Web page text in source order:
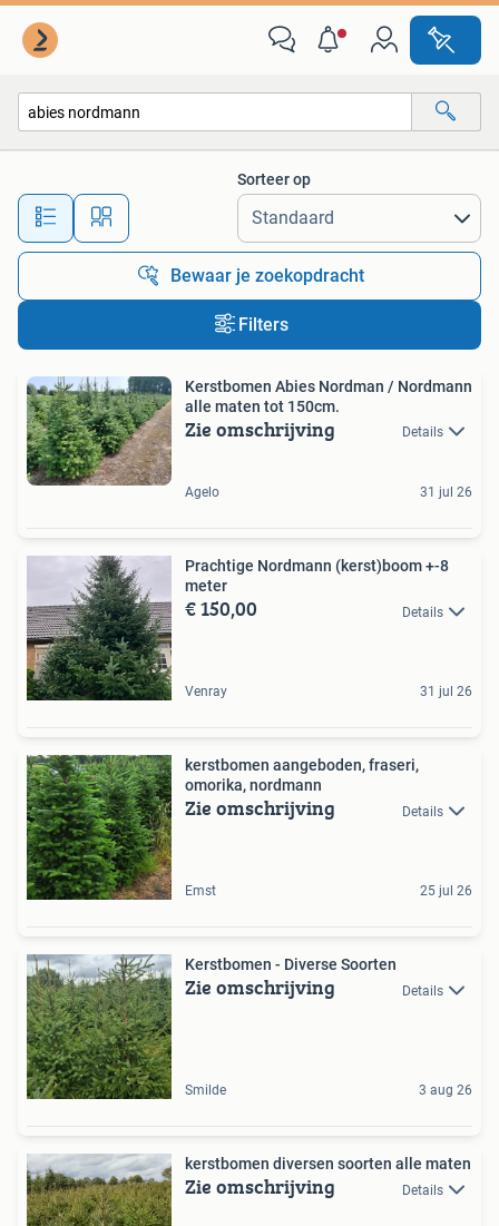
Alle afstanden…
Sorteer op
Bewaar je zoekopdracht
Filters
Kerstbomen Abies Nordman / Nordmann
alle maten tot 150cm.
Zie omschrijving Details
Agelo 31 jul 26
Prachtige Nordmann (kerst)boom +-8
meter
€ 150,00 Details
Venray 31 jul 26
kerstbomen aangeboden, fraseri,
omorika, nordmann
Zie omschrijving Details
Emst 25 jul 26
Kerstbomen - Diverse Soorten
Zie omschrijving Details
Smilde 3 aug 26
kerstbomen diversen soorten alle maten
Zie omschrijving Details